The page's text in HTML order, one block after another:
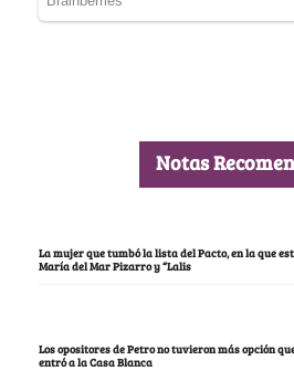
Notas
La mujer que tumbó la lista del Pacto, en la que
María del Mar Pizarro y “Lalis
Los opositores de Petro no tuvieron más opción
entró a la Casa Blanca